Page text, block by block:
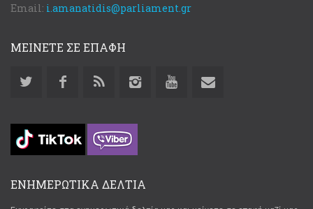
Email: i.amanatidis@parliament.gr
ΜΕΙΝΕΤΕ ΣΕ ΕΠΑΦΗ
ΕΝΗΜΕΡΩΤΙΚΑ ΔΕΛΤΙΑ